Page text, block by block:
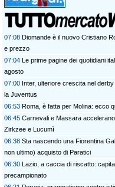
07:08 Diomande è il nuovo Cristiano
e prezzo
07:04 Le prime pagine dei quotidiani
agosto
07:00 Inter, ulteriore crescita nel
la Juventus
06:53 Roma, è fatta per Molina: ecco
06:45 Carnevali e Massara
Zirkzee e Lucumì
06:38 Sta nascendo una Fiorentina
non ultimo) acquisto di Paratici
06:30 Lazio, a caccia di riscatto:
precampionato